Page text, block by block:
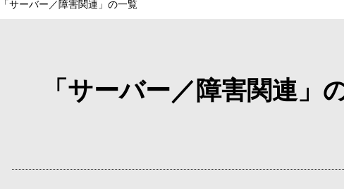
「サーバー／障害関連」の一覧
「サーバー／障害関連」